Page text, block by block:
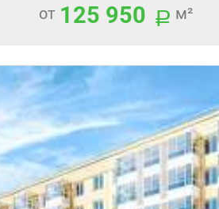
от 125 950 м²